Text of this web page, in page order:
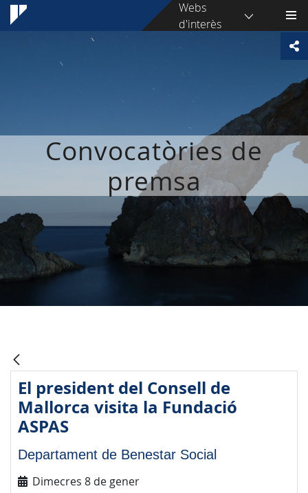
Webs
d'interès
Convocatòries de
premsa
El president del Consell de
Mallorca visita la Fundació
ASPAS
Departament de Benestar Social
Dimecres 8 de gener